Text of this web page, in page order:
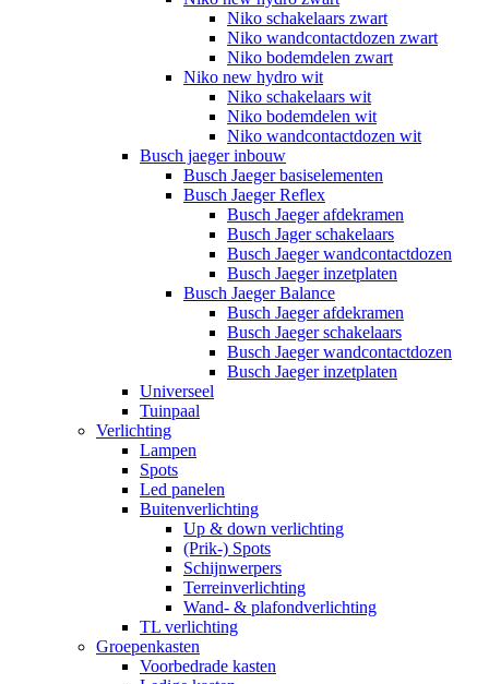
Niko schakelaars zwart
Niko wandcontactdozen zwart
Niko bodemdelen zwart
Niko new hydro wit
Niko schakelaars wit
Niko bodemdelen wit
Niko wandcontactdozen wit
Busch jaeger inbouw
Busch Jaeger basiselementen
Busch Jaeger Reflex
Busch Jaeger afdekramen
Busch Jager schakelaars
Busch Jaeger wandcontactdozen
Busch Jaeger inzetplaten
Busch Jaeger Balance
Busch Jaeger afdekramen
Busch Jaeger schakelaars
Busch Jaeger wandcontactdozen
Busch Jaeger inzetplaten
Universeel
Tuinpaal
Verlichting
Lampen
Spots
Led panelen
Buitenverlichting
Up & down verlichting
(Prik-) Spots
Schijnwerpers
Terreinverlichting
Wand- & plafondverlichting
TL verlichting
Groepenkasten
Voorbedrade kasten